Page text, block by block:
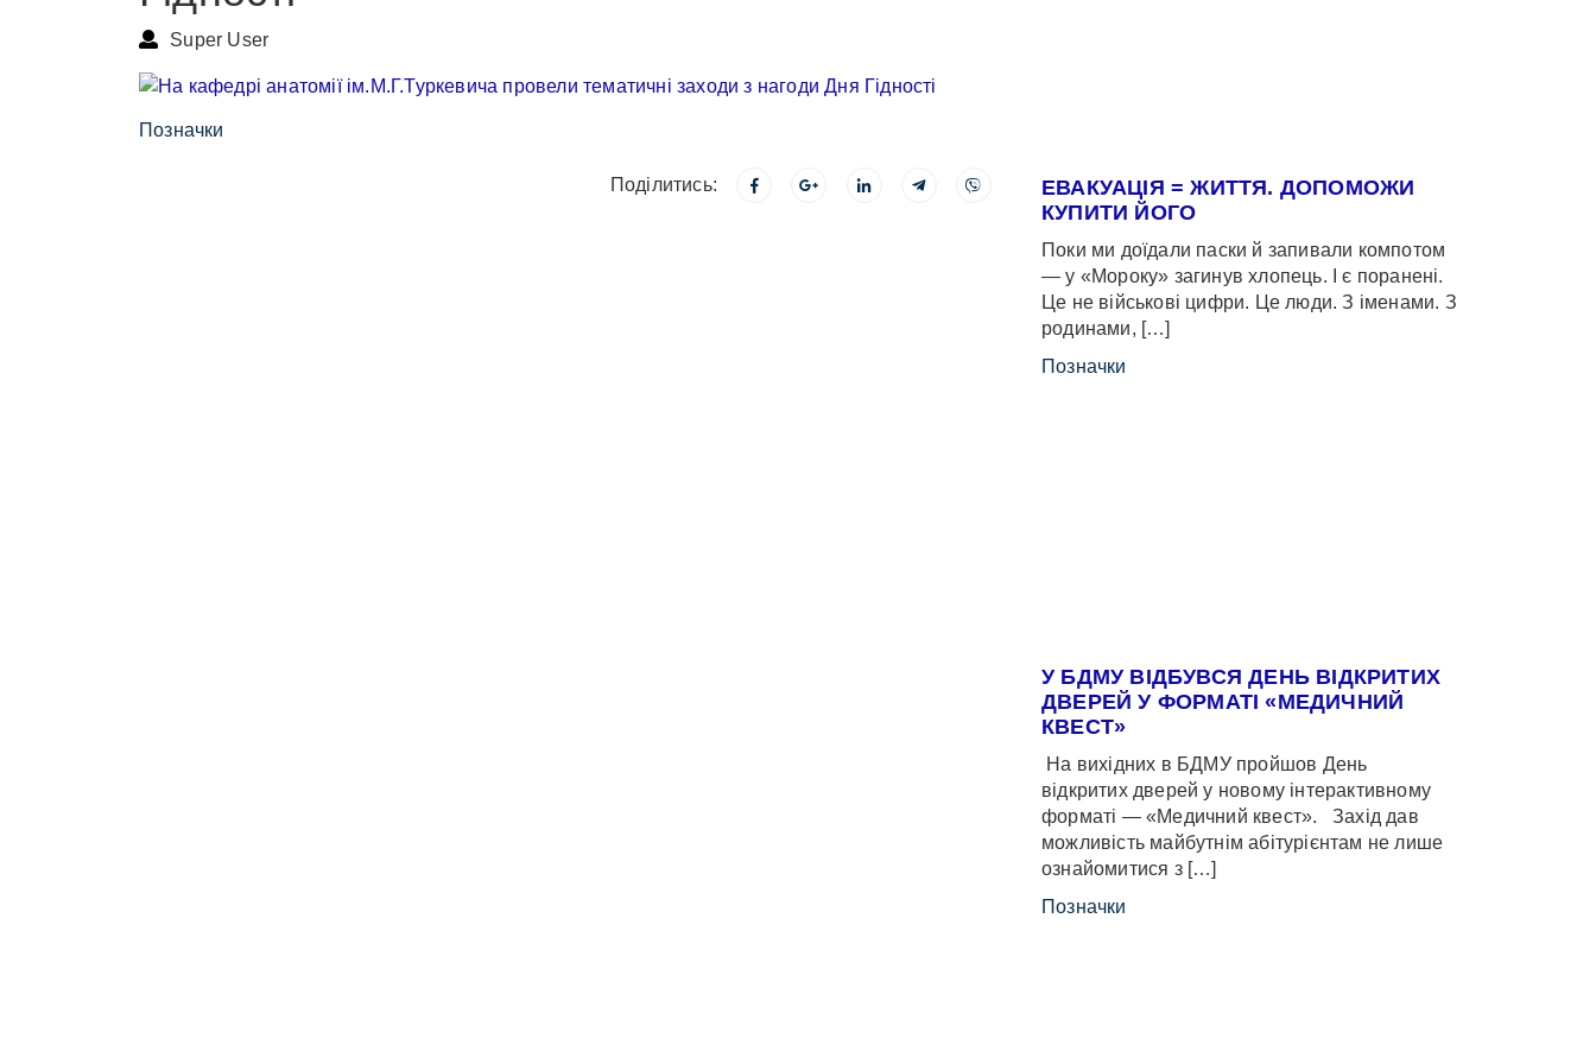
Super User
Позначки
Поділитись:
ЕВАКУАЦІЯ = ЖИТТЯ. ДОПОМОЖИ
КУПИТИ ЙОГО
Поки ми доїдали паски й запивали компотом
— у «Мороку» загинув хлопець. І є поранені.
Це не військові цифри. Це люди. З іменами. З
родинами, […]
Позначки
У БДМУ ВІДБУВСЯ ДЕНЬ ВІДКРИТИХ
ДВЕРЕЙ У ФОРМАТІ «МЕДИЧНИЙ
КВЕСТ»
На вихідних в БДМУ пройшов День
відкритих дверей у новому інтерактивному
форматі — «Медичний квест». Захід дав
можливість майбутнім абітурієнтам не лише
ознайомитися з […]
Позначки